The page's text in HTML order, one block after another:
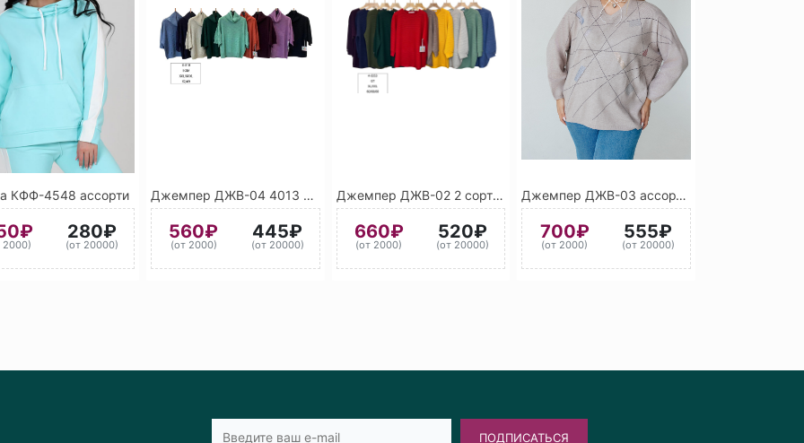
КФФ-4548 ассорти
2000)
280₽
(от 20000)
Джемпер ДЖВ-04 4013 2 сорт ассорти
560₽
(от 2000)
445₽
(от 20000)
Джемпер ДЖВ-02 2 сорт ассорти
660₽
(от 2000)
520₽
(от 20000)
Джемпер ДЖВ-03 ассорти 2 сорт
700₽
(от 2000)
555₽
(от 20000)
ПОДПИСАТЬСЯ